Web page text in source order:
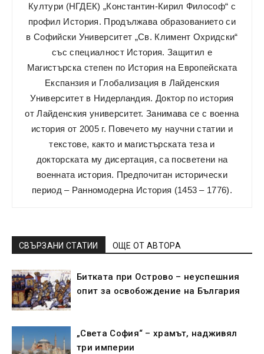
Култури (НГДЕК) „Константин-Кирил Философ“ с
профил История. Продължава образованието си
в Софийски Университет „Св. Климент Охридски“
със специалност История. Защитил е
Магистърска степен по История на Европейската
Експанзия и Глобализация в Лайденския
Университет в Нидерландия. Доктор по история
от Лайденския университет. Занимава се с военна
история от 2005 г. Повечето му научни статии и
текстове, както и магистърската теза и
докторската му дисертация, са посветени на
военната история. Предпочитан исторически
период – Ранномодерна История (1453 – 1776).
СВЪРЗАНИ СТАТИИ ОЩЕ ОТ АВТОРА
Битката при Острово – неуспешния
опит за освобождение на България
„Света София“ – храмът, надживял
три империи